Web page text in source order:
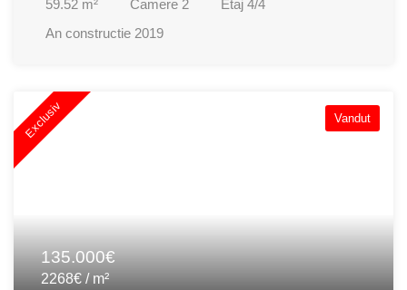
59.52 m² Camere 2 Etaj 4/4
An constructie 2019
Exclusiv Vandut
135.000€
2268€ / m²